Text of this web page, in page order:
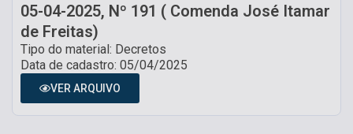
05-04-2025, Nº 191 ( Comenda José Itamar
de Freitas)
Tipo do material: Decretos
Data de cadastro: 05/04/2025
VER ARQUIVO